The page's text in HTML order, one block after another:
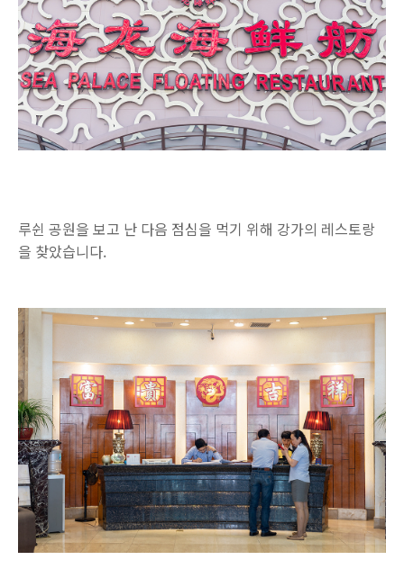
루쉰 공원을 보고 난 다음 점심을 먹기 위해 강가의 레스토랑
을 찾았습니다.